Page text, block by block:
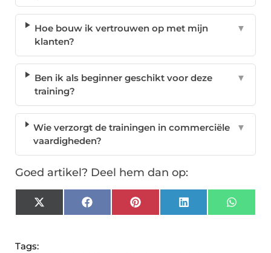
Hoe bouw ik vertrouwen op met mijn
klanten?
▼
Ben ik als beginner geschikt voor deze
training?
▼
Wie verzorgt de trainingen in commerciële
vaardigheden?
▼
Goed artikel? Deel hem dan op:
X
(Twitter)
FacebookPinterest LinkedIn
Tags: